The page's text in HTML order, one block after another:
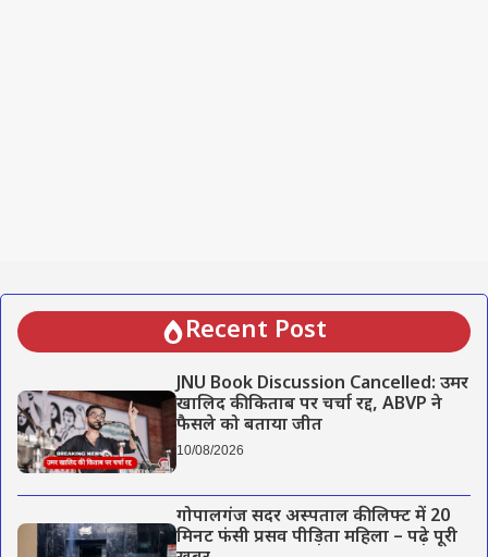
Recent Post
JNU Book Discussion Cancelled: उमर
खालिद की किताब पर चर्चा रद्द, ABVP ने
फैसले को बताया जीत
10/08/2026
गोपालगंज सदर अस्पताल की लिफ्ट में 20
मिनट फंसी प्रसव पीड़िता महिला – पढ़े पूरी